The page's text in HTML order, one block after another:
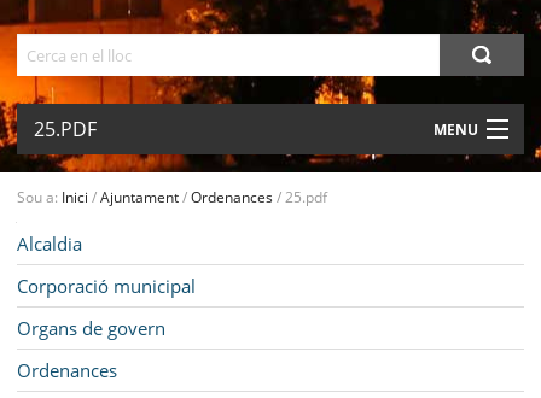
25.PDF MENU
MUNICIPI
SEU ELECTRÒNICA
BELL-LLOC SOLUCIONA
Sou a: Inici /Ajuntament/Ordenances/25.pdf
Alcaldia
Corporació municipal
Organs de govern
Ordenances